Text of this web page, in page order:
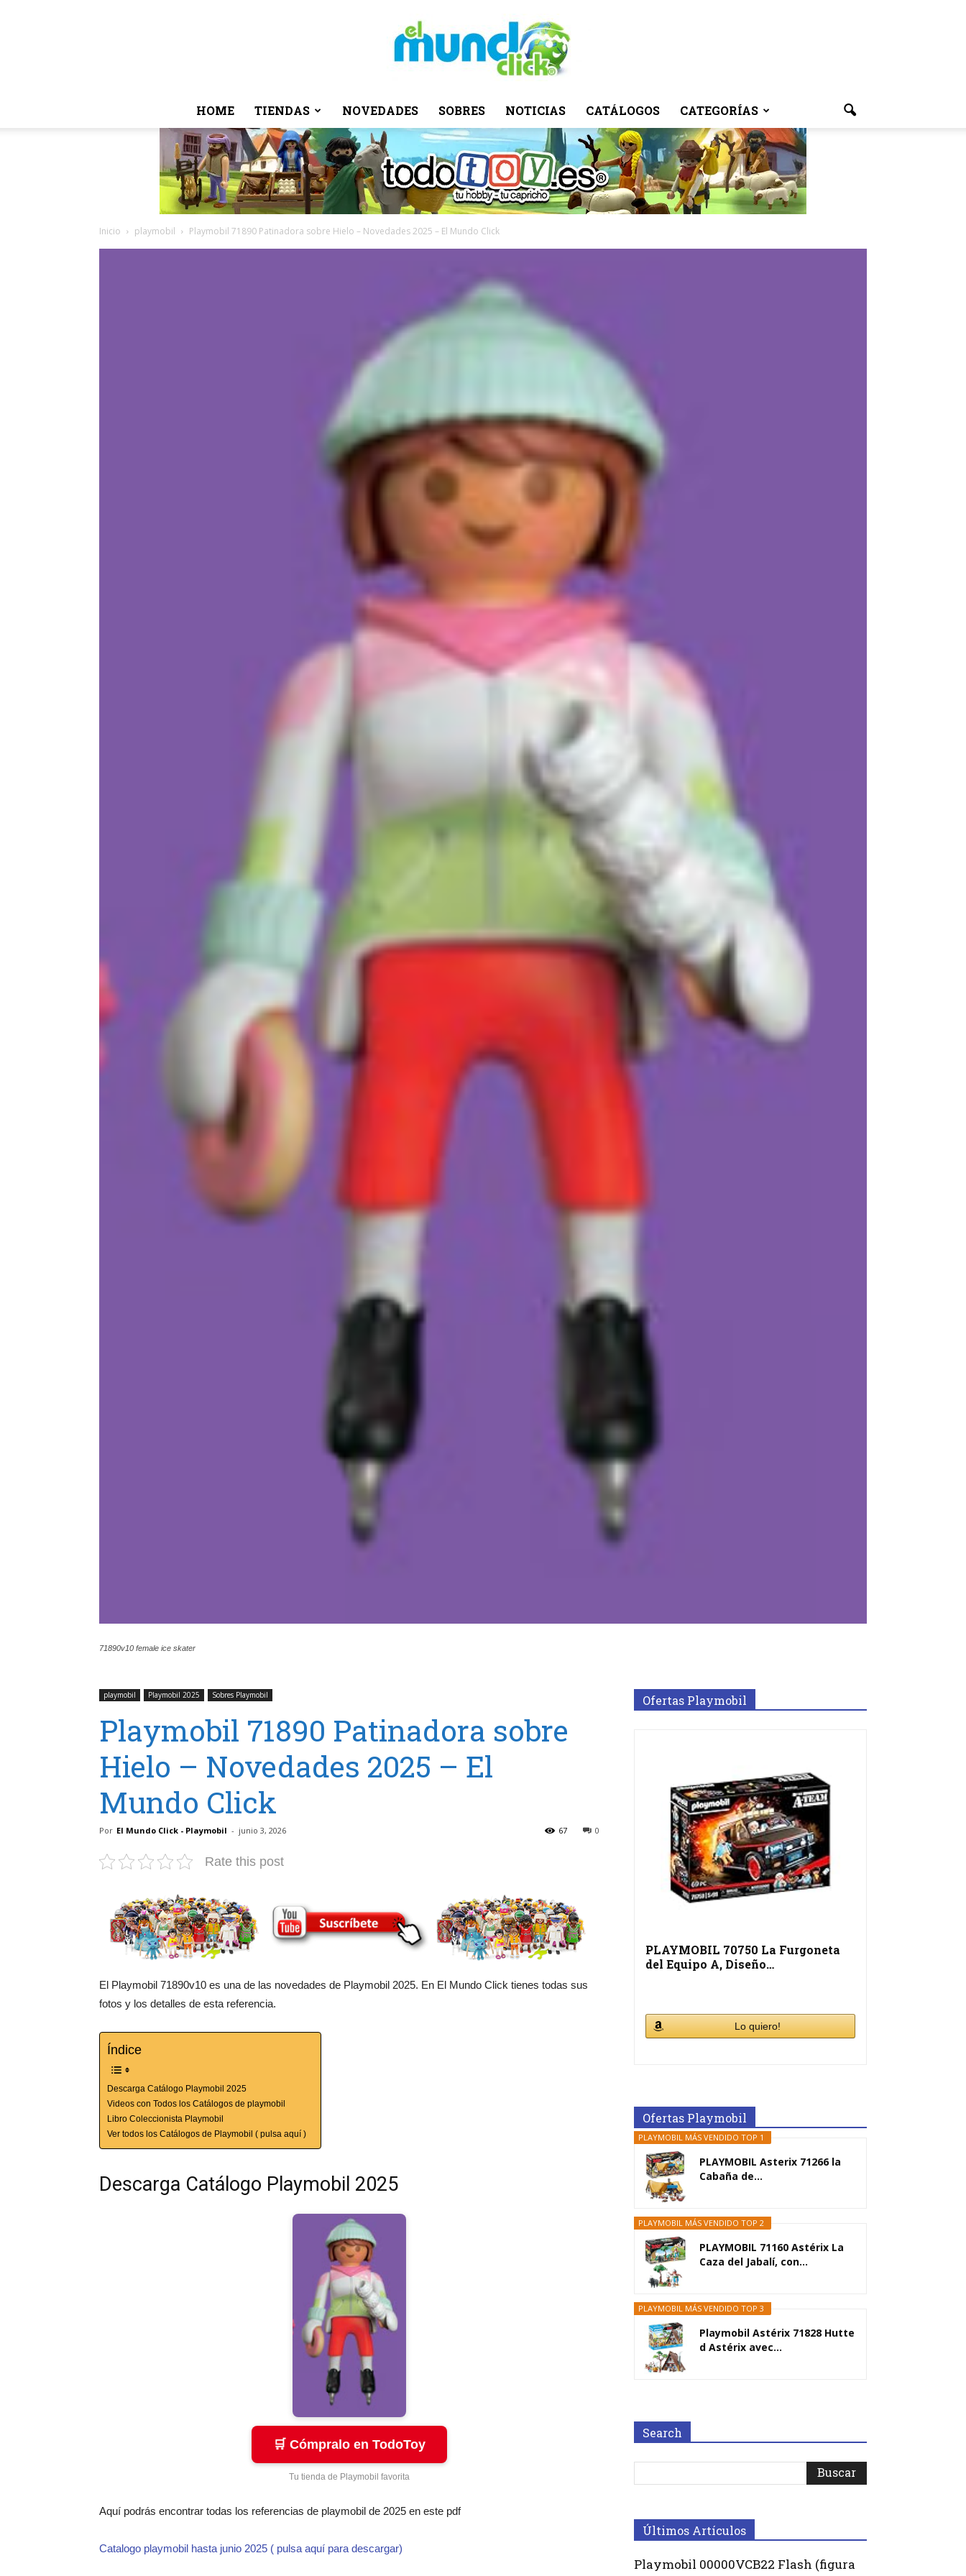
El
HOME TIENDAS NOVEDADES SOBRES NOTICIAS CATÁLOGOS CATEGORÍAS
Inicio playmobil Playmobil 71890 Patinadora sobre Hielo – Novedades 2025 – El Mundo Click
71890v10 female ice skater
playmobil Playmobil 2025 Sobres Playmobil
Playmobil 71890 Patinadora sobre
Hielo – Novedades 2025 – El
Mundo Click
Por El Mundo Click - Playmobil - junio 3, 2026 0
67
Rate this post
El Playmobil 71890v10 es una de las novedades de Playmobil 2025. En El Mundo Click tienes todas sus
fotos y los detalles de esta referencia.
Índice
Descarga Catálogo Playmobil 2025
Videos con Todos los Catálogos de playmobil
Libro Coleccionista Playmobil
Ver todos los Catálogos de Playmobil ( pulsa aquí )
Descarga Catálogo Playmobil 2025
🛒 Cómpralo en TodoToy
Tu tienda de Playmobil favorita
Aquí podrás encontrar todas los referencias de playmobil de 2025 en este pdf
Catalogo playmobil hasta junio 2025 ( pulsa aquí para descargar)
Ofertas Playmobil
PLAYMOBIL 70750 La Furgoneta
del Equipo A, Diseño…
Lo quiero!
Ofertas Playmobil
PLAYMOBIL MÁS VENDIDO TOP 1
PLAYMOBIL Asterix 71266 la
Cabaña de...
PLAYMOBIL MÁS VENDIDO TOP 2
PLAYMOBIL 71160 Astérix La
Caza del Jabalí, con...
PLAYMOBIL MÁS VENDIDO TOP 3
Playmobil Astérix 71828 Hutte
d Astérix avec...
Search
Últimos Artículos
Playmobil 00000VCB22 Flash (figura